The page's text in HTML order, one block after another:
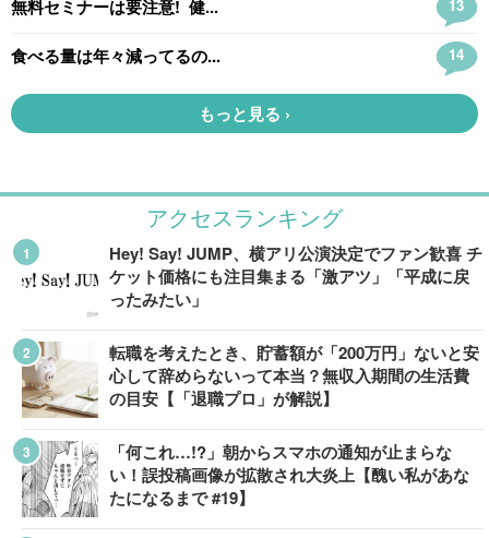
アクセスランキング
Hey! Say! JUMP、横アリ公演決定でファン歓喜 チ
ケット価格にも注目集まる「激アツ」「平成に戻
ったみたい」
転職を考えたとき、貯蓄額が「200万円」ないと安
心して辞めらないって本当？無収入期間の生活費
の目安【「退職プロ」が解説】
「何これ…!?」朝からスマホの通知が止まらな
い！誤投稿画像が拡散され大炎上【醜い私があな
たになるまで #19】